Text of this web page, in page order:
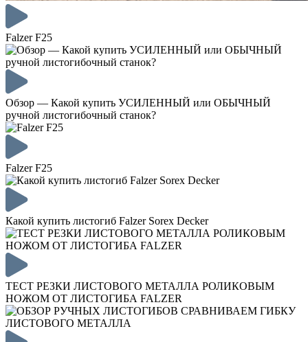
Falzer F25
Обзор — Какой купить УСИЛЕННЫЙ или ОБЫЧНЫЙ
ручной листогибочный станок?
Falzer F25
Какой купить листогиб Falzer Sorex Decker
ТЕСТ РЕЗКИ ЛИСТОВОГО МЕТАЛЛА РОЛИКОВЫМ
НОЖОМ ОТ ЛИСТОГИБА FALZER